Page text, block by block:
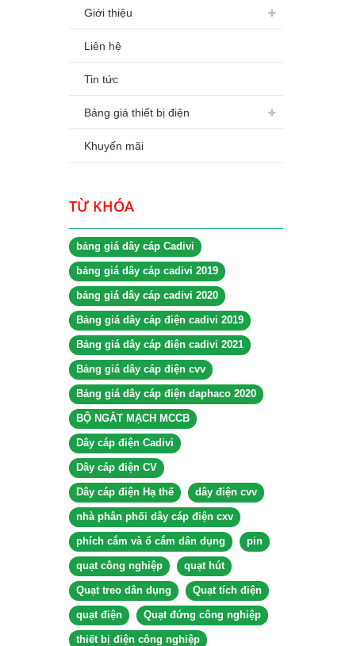
Giới thiệu
Liên hệ
Tin tức
Bảng giá thiết bị điện
Khuyến mãi
TỪ KHÓA
bảng giá dây cáp Cadivi
bảng giá dây cáp cadivi 2019
bảng giá dây cáp cadivi 2020
Bảng giá dây cáp điện cadivi 2019
Bảng giá dây cáp điện cadivi 2021
Bảng giá dây cáp điện cvv
Bảng giá dây cáp điện daphaco 2020
BỘ NGẮT MẠCH MCCB
Dây cáp điện Cadivi
Dây cáp điện CV
Dây cáp điện Hạ thế dây điện cvv
nhà phân phối dây cáp điện cxv
phích cắm và ổ cắm dân dụng pin
quạt công nghiệp quạt hút
Quạt treo dân dụng Quạt tích điện
quạt điện Quạt đứng công nghiệp
thiết bị điện công nghiệp